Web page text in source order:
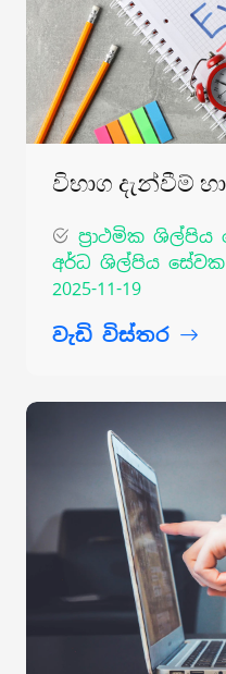
විභාග දැන්වීම්
ප්‍රාථමික ශිල්පිය
අර්ධ ශිල්පිය
2025-11-19
වැඩි විස්තර